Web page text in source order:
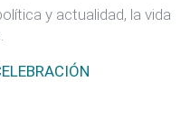
y actualidad, la vida